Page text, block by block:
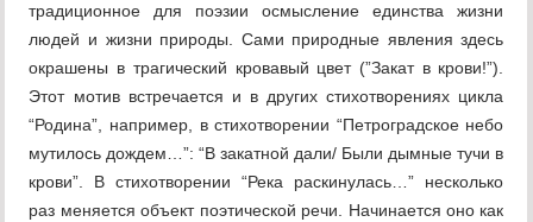
традиционное для поэзии осмысление единства жизни
людей и жизни природы. Сами природные явления здесь
окрашены в трагический кровавый цвет (”Закат в крови!”).
Этот мотив встречается и в других стихотворениях цикла
“Родина”, например, в стихотворении “Петроградское небо
мутилось дождем…”: “В закатной дали/ Были дымные тучи в
крови”. В стихотворении “Река раскинулась…” несколько
раз меняется объект поэтической речи. Начинается оно как